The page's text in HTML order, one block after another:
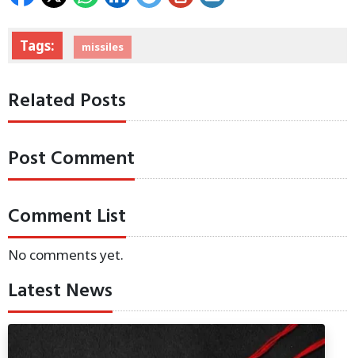
Tags: missiles
Related Posts
Post Comment
Comment List
No comments yet.
Latest News